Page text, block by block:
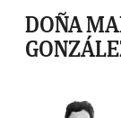
DOÑA